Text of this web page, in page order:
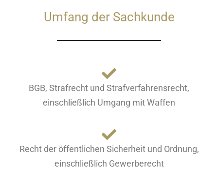
Umfang der Sachkunde
BGB, Strafrecht und Strafverfahrensrecht,
einschließlich Umgang mit Waffen
Recht der öffentlichen Sicherheit und Ordnung,
einschließlich Gewerberecht